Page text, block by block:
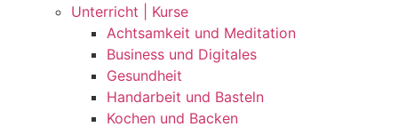
Unterricht | Kurse
Achtsamkeit und Meditation
Business und Digitales
Gesundheit
Handarbeit und Basteln
Kochen und Backen